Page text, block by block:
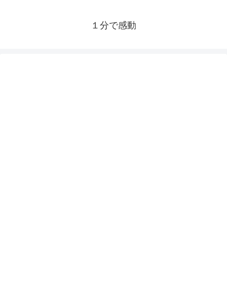
１分で感動